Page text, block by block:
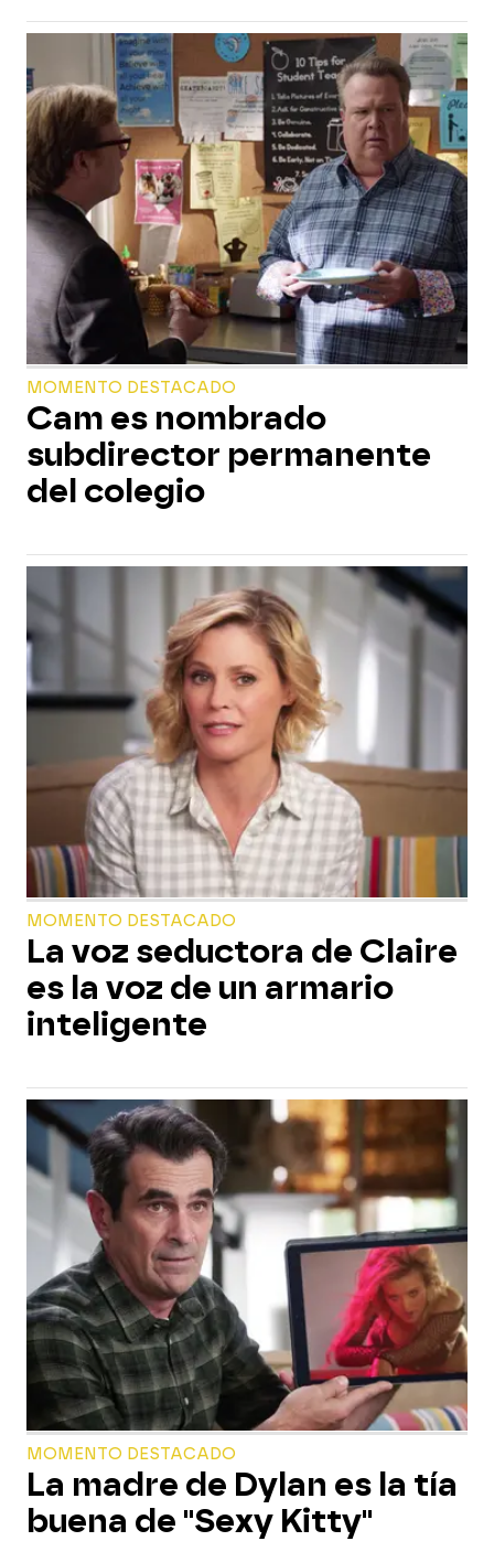
MOMENTO DESTACADO
Cam es nombrado
subdirector permanente
del colegio
MOMENTO DESTACADO
La voz seductora de Claire
es la voz de un armario
inteligente
MOMENTO DESTACADO
La madre de Dylan es la tía
buena de "Sexy Kitty"